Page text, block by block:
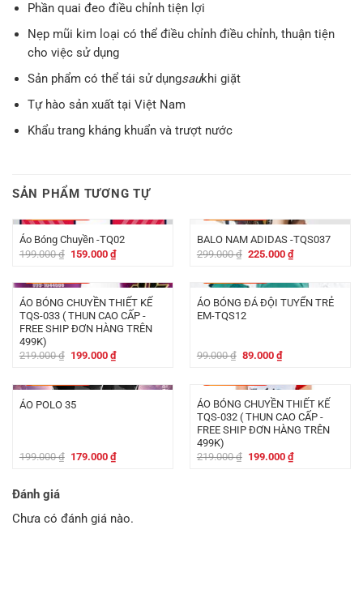
Phần quai đeo điều chỉnh tiện lợi
Nẹp mũi kim loại có thể điều chỉnh điều chỉnh, thuận tiện
cho việc sử dụng
Sản phẩm có thể tái sử dụngsaukhi giặt
Tự hào sản xuất tại Việt Nam
Khẩu trang kháng khuẩn và trượt nước
SẢN PHẨM TƯƠNG TỰ
Áo Bóng Chuyền -TQ02
199.000₫ Giá
199.000 ₫.
159.000 ₫Giá
hiện
là:
159.000 ₫.
BALO NAM ADIDAS -TQS037
299.000₫ Giá
299.000 ₫.
225.000 ₫Giá
hiện
là:
225.000 ₫.
ÁO BÓNG CHUYỀN THIẾT KẾ
TQS-033 ( THUN CAO CẤP -
FREE SHIP ĐƠN HÀNG TRÊN
499K)
219.000₫ Giá
219.000 ₫.
199.000 ₫Giá
hiện
là:
199.000 ₫.
ÁO BÓNG ĐÁ ĐỘI TUYỂN TRẺ
EM-TQS12
99.000₫ Giá
99.000 ₫.
89.000 ₫Giá
hiện
là:
89.000 ₫.
ÁO POLO 35
199.000₫ Giá
179.000 ₫Giá
hiện
ÁO BÓNG CHUYỀN THIẾT KẾ
TQS-032 ( THUN CAO CẤP -
FREE SHIP ĐƠN HÀNG TRÊN
499K)
219.000₫ Giá
199.000 ₫Giá
hiện
Đánh giá
Chưa có đánh giá nào.